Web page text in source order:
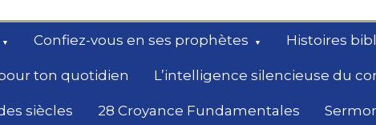
Confiez-vous en ses prophètes Histoires
ton quotidien L’intelligence silencieuse du
siècles 28 Croyance Fundamentales